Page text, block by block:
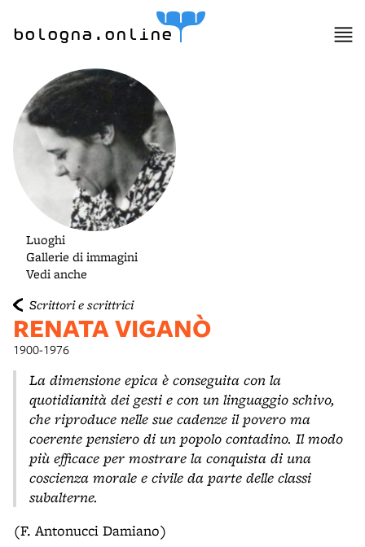
bologna.online
Luoghi
Gallerie di immagini
Vedi anche
Scrittori e scrittrici
RENATA VIGANÒ
1900-1976
La dimensione epica è conseguita con la
quotidianità dei gesti e con un linguaggio schivo,
che riproduce nelle sue cadenze il povero ma
coerente pensiero di un popolo contadino. Il modo
più efficace per mostrare la conquista di una
coscienza morale e civile da parte delle classi
subalterne.
(F. Antonucci Damiano)